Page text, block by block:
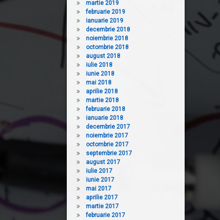
martie 2019
februarie 2019
ianuarie 2019
decembrie 2018
noiembrie 2018
octombrie 2018
august 2018
iulie 2018
iunie 2018
mai 2018
aprilie 2018
martie 2018
februarie 2018
ianuarie 2018
decembrie 2017
noiembrie 2017
octombrie 2017
septembrie 2017
august 2017
iulie 2017
iunie 2017
mai 2017
aprilie 2017
martie 2017
februarie 2017